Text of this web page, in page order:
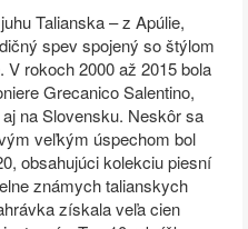
Talianska – z Apúlie,
spev spojený so štýlom
rokoch 2000 až 2015 bola
Grecanico Salentino,
na Slovensku. Neskôr sa
veľkým úspechom bol
obsahujúci kolekciu piesní
známych talianskych
získala veľa cien